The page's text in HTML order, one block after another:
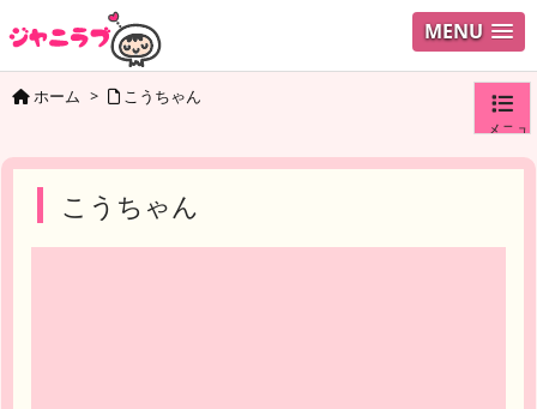
MENU
メニュ
ホーム > こうちゃん
こうちゃん